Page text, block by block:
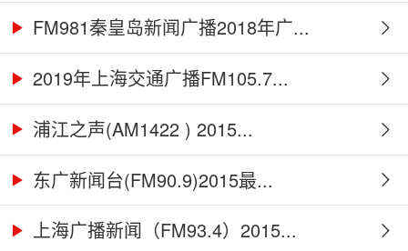
FM981秦皇岛新闻广播2018年广...
2019年上海交通广播FM105.7...
浦江之声(AM1422 ) 2015...
东广新闻台(FM90.9)2015最...
上海广播新闻（FM93.4）2015...